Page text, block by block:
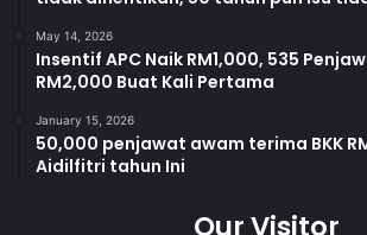
May 14, 2026
Insentif APC Naik RM1,000, 535
RM2,000 Buat Kali Pertama
January 15, 2026
50,000 penjawat awam terima BKK
Aidilfitri tahun Ini
Our Visitor